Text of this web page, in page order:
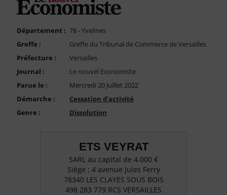
FAQ
Nous Contacter
Compte PRO
Département : 78 - Yvelines
Greffe :
Greffe du Tribunal de Commerce de Versailles
Préfecture :
Versailles
Journal :
Le nouvel Economiste
Parue le :
Mercredi 20 Juillet 2022
Démarche :
Cessation d'activité
Genre :
Dissolution
ETS VEYRAT
SARL au capital de 4.000 €
Siège : 4 avenue Jules Ferry
78340 LES CLAYES SOUS BOIS
498 283 779 RCS VERSAILLES